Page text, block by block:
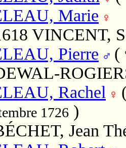
Marie
VINCENT,
Pierre
(
Rachel
1726 )
Jean